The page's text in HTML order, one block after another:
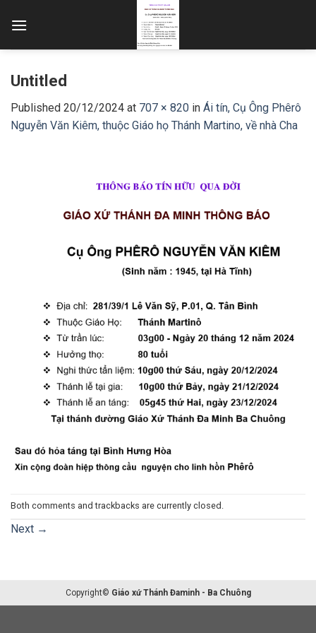
Untitled
Published 20/12/2024 at 707 × 820 in Ái tín, Cụ Ông Phêrô
Nguyễn Văn Kiêm, thuộc Giáo họ Thánh Martino, về nhà Cha
Both comments and trackbacks are currently closed.
Next →
Copyright© Giáo xứ Thánh Đaminh - Ba Chuông